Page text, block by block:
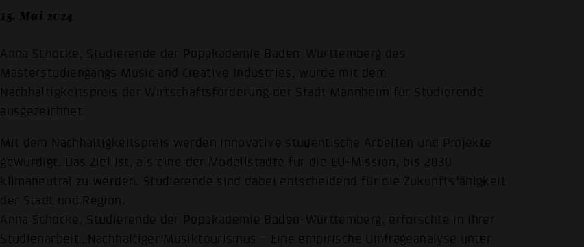
15. Mai 2024
Anna Schocke, Studierende der Popakademie Baden-Württemberg des
Masterstudiengangs Music and Creative Industries, wurde mit dem
Nachhaltigkeitspreis der Wirtschaftsförderung der Stadt Mannheim für Studierende
ausgezeichnet.
Mit dem Nachhaltigkeitspreis werden innovative studentische Arbeiten und Projekte
gewürdigt. Das Ziel ist, als eine der Modellstädte für die EU-Mission, bis 2030
klimaneutral zu werden. Studierende sind dabei entscheidend für die Zukunftsfähigkeit
der Stadt und Region.
Anna Schocke, Studierende der Popakademie Baden-Württemberg, erforschte in ihrer
Studienarbeit „Nachhaltiger Musiktourismus – Eine empirische Umfrageanalyse unter